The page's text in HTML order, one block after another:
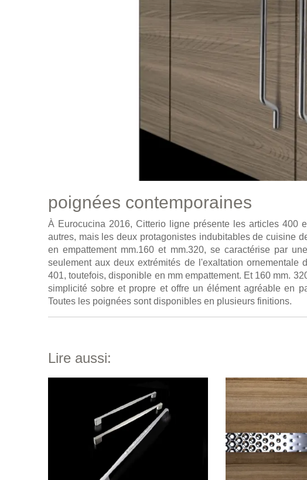
poignées contemporaines
À Eurocucina 2016, Citterio ligne présente les articles 400
autres, mais les deux protagonistes indubitables de cuisine
en empattement mm.160 et mm.320, se caractérise par
seulement aux deux extrémités de l'exaltation ornementale
401, toutefois, disponible en mm empattement. Et 160 mm.
simplicité sobre et propre et offre un élément agréable en
Toutes les poignées sont disponibles en plusieurs finitions.
Lire aussi: